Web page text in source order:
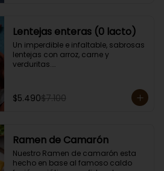
Lentejas enteras (0 lacto)
Un imperdible e infaltable, sabrosas
lentejas con arroz, carne y
verduritas.
$5.490$7.100
Ramen de Camarón
Nuestro Ramen de camarón esta
hecho en base al famoso caldo